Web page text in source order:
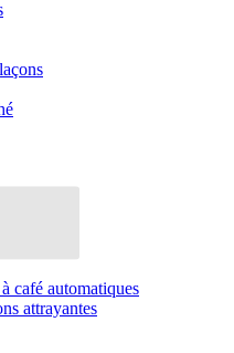
café automatiques
attrayantes